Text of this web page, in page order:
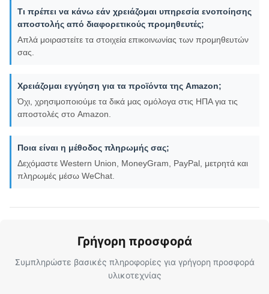
Τι πρέπει να κάνω εάν χρειάζομαι υπηρεσία ενοποίησης
αποστολής από διαφορετικούς προμηθευτές;
Απλά μοιραστείτε τα στοιχεία επικοινωνίας των προμηθευτών
σας.
Χρειάζομαι εγγύηση για τα προϊόντα της Amazon;
Όχι, χρησιμοποιούμε τα δικά μας ομόλογα στις ΗΠΑ για τις
αποστολές στο Amazon.
Ποια είναι η μέθοδος πληρωμής σας;
Δεχόμαστε Western Union, MoneyGram, PayPal, μετρητά και
πληρωμές μέσω WeChat.
Γρήγορη προσφορά
Συμπληρώστε βασικές πληροφορίες για γρήγορη προσφορά
υλικοτεχνίας